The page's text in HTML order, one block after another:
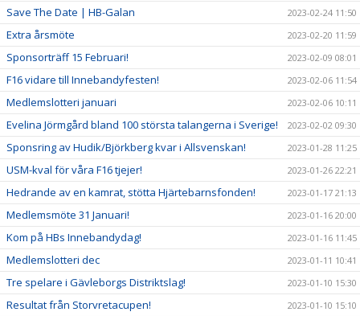
Save The Date | HB-Galan 2023-02-24 11:50
Extra årsmöte 2023-02-20 11:59
Sponsorträff 15 Februari! 2023-02-09 08:01
F16 vidare till Innebandyfesten! 2023-02-06 11:54
Medlemslotteri januari 2023-02-06 10:11
Evelina Jörmgård bland 100 största talangerna i Sverige! 2023-02-02 09:30
Sponsring av Hudik/Björkberg kvar i Allsvenskan! 2023-01-28 11:25
USM-kval för våra F16 tjejer! 2023-01-26 22:21
Hedrande av en kamrat, stötta Hjärtebarnsfonden! 2023-01-17 21:13
Medlemsmöte 31 Januari! 2023-01-16 20:00
Kom på HBs Innebandydag! 2023-01-16 11:45
Medlemslotteri dec 2023-01-11 10:41
Tre spelare i Gävleborgs Distriktslag! 2023-01-10 15:30
Resultat från Storvretacupen! 2023-01-10 15:10